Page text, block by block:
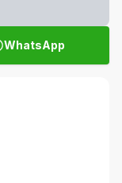
WhatsApp